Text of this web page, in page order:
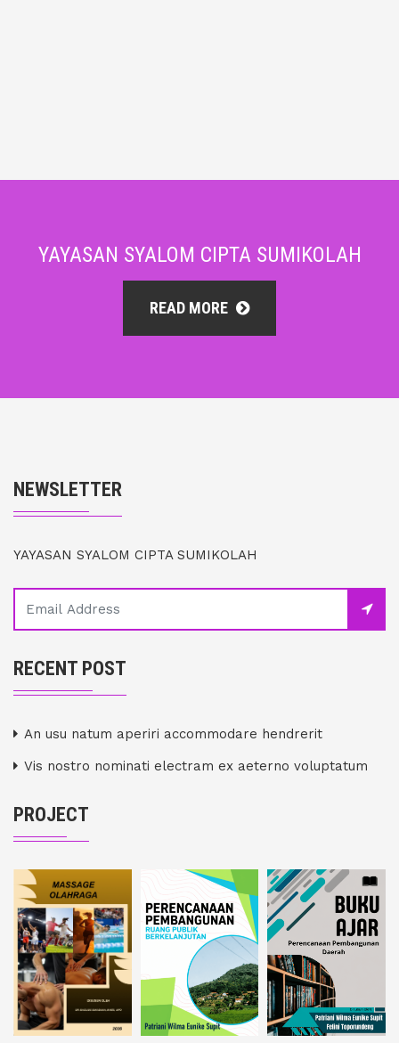
YAYASAN SYALOM CIPTA SUMIKOLAH
READ MORE
NEWSLETTER
YAYASAN SYALOM CIPTA SUMIKOLAH
RECENT POST
An usu natum aperiri accommodare hendrerit
Vis nostro nominati electram ex aeterno voluptatum
PROJECT